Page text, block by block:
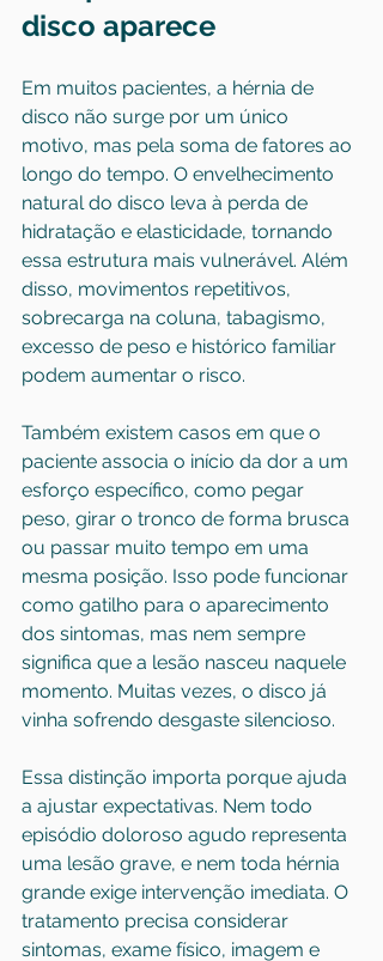
disco aparece
Em muitos pacientes, a hérnia de
disco não surge por um único
motivo, mas pela soma de fatores ao
longo do tempo. O envelhecimento
natural do disco leva à perda de
hidratação e elasticidade, tornando
essa estrutura mais vulnerável. Além
disso, movimentos repetitivos,
sobrecarga na coluna, tabagismo,
excesso de peso e histórico familiar
podem aumentar o risco.
Também existem casos em que o
paciente associa o início da dor a um
esforço específico, como pegar
peso, girar o tronco de forma brusca
ou passar muito tempo em uma
mesma posição. Isso pode funcionar
como gatilho para o aparecimento
dos sintomas, mas nem sempre
significa que a lesão nasceu naquele
momento. Muitas vezes, o disco já
vinha sofrendo desgaste silencioso.
Essa distinção importa porque ajuda
a ajustar expectativas. Nem todo
episódio doloroso agudo representa
uma lesão grave, e nem toda hérnia
grande exige intervenção imediata. O
tratamento precisa considerar
sintomas, exame físico, imagem e